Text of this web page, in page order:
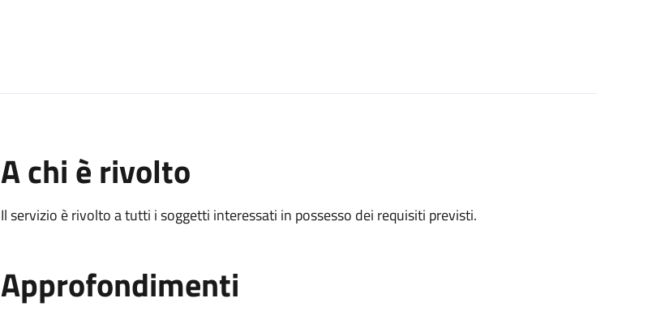
A chi è rivolto
Il servizio è rivolto a tutti i soggetti interessati in possesso dei requisiti previsti.
Approfondimenti